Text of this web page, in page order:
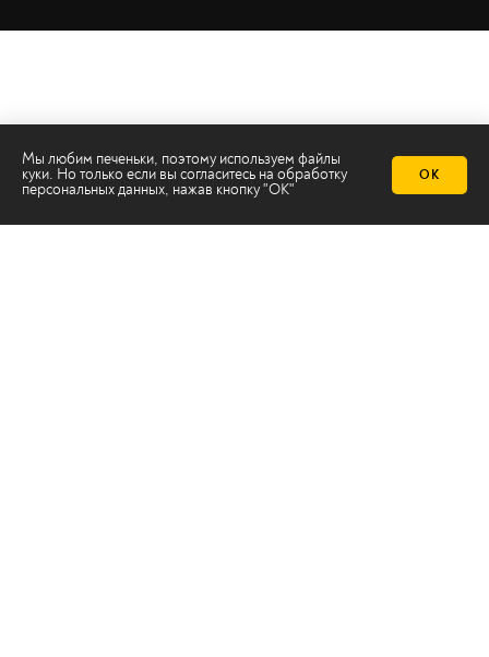
Мы любим печеньки, поэтому используем файлы
куки. Но только если вы согласитесь на обработку
персональных данных, нажав кнопку "ОК"
ОК